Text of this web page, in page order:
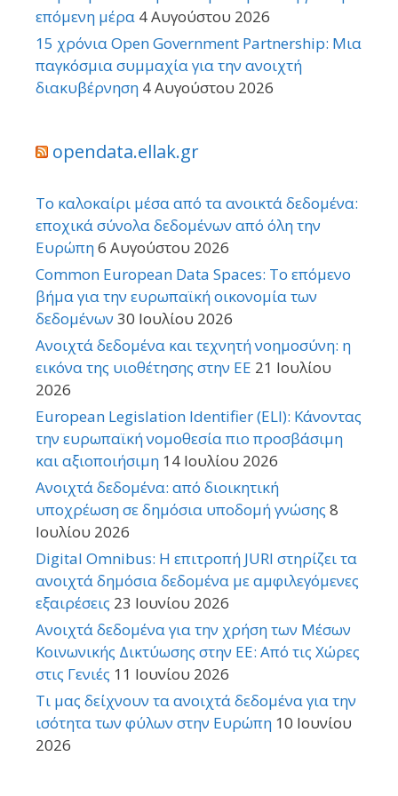
επόμενη μέρα 4 Αυγούστου 2026
15 χρόνια Open Government Partnership: Μια
παγκόσμια συμμαχία για την ανοιχτή
διακυβέρνηση 4 Αυγούστου 2026
opendata.ellak.gr
Το καλοκαίρι μέσα από τα ανοικτά δεδομένα:
εποχικά σύνολα δεδομένων από όλη την
Ευρώπη6 Αυγούστου 2026
Common European Data Spaces: Το επόμενο
βήμα για την ευρωπαϊκή οικονομία των
δεδομένων 30 Ιουλίου 2026
Ανοιχτά δεδομένα και τεχνητή νοημοσύνη: η
εικόνα της υιοθέτησης στην ΕΕ 21 Ιουλίου
2026
European Legislation Identifier (ELI): Κάνοντας
την ευρωπαϊκή νομοθεσία πιο προσβάσιμη
και αξιοποιήσιμη 14 Ιουλίου 2026
Ανοιχτά δεδομένα: από διοικητική
υποχρέωση σε δημόσια υποδομή γνώσης 8
Ιουλίου 2026
Digital Omnibus: Η επιτροπή JURI στηρίζει τα
ανοιχτά δημόσια δεδομένα με αμφιλεγόμενες
εξαιρέσεις 23 Ιουνίου 2026
Ανοιχτά δεδομένα για την χρήση των Μέσων
Κοινωνικής Δικτύωσης στην ΕΕ: Από τις Χώρες
στις Γενιές 11 Ιουνίου 2026
Τι μας δείχνουν τα ανοιχτά δεδομένα για την
ισότητα των φύλων στην Ευρώπη 10 Ιουνίου
2026